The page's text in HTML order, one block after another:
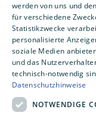
Standorte
Emlichheim
werden von uns und
für verschiedene
Statistikzwecke
personalisierte
soziale Medien
und das
technisch-notwendig
Datenschutzhinweise
NOTWENDIGE